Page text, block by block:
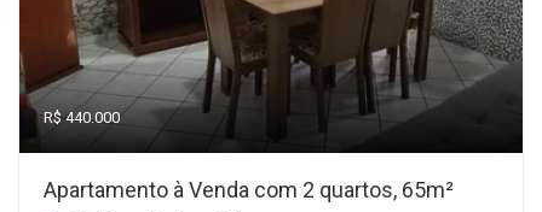
R$ 440.000
Apartamento à Venda com 2 quartos, 65m²